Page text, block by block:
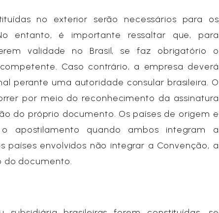
no exterior serão necessários para os
entanto, é importante ressaltar que, para
validade no Brasil, se faz obrigatório o
Caso contrário, a empresa deverá
perante uma autoridade consular brasileira. O
por meio do reconhecimento da assinatura
do próprio documento. Os países de origem e
apostilamento quando ambos integram a
países envolvidos não integrar a Convenção, a
do documento.